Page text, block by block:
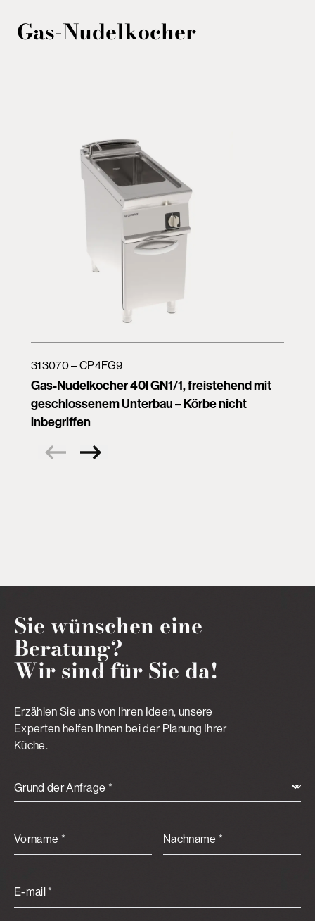
Gas-Nudelkocher
Gas-Nudelkocher 40l GN1/1, freistehend mit
geschlossenem Unterbau – Körbe nicht
inbegriffen
313070 – CP4FG9
Sie wünschen eine
Beratung?
Wir sind für Sie da!
Erzählen Sie uns von Ihren Ideen, unsere
Experten helfen Ihnen bei der Planung Ihrer
Küche.
Grund der Anfrage *
Vorname * Nachname *
E-mail *